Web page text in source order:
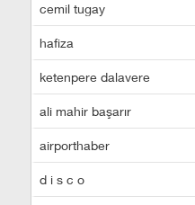
cemil tugay
hafiza
ketenpere dalavere
ali mahir başarır
airporthaber
d i s c o